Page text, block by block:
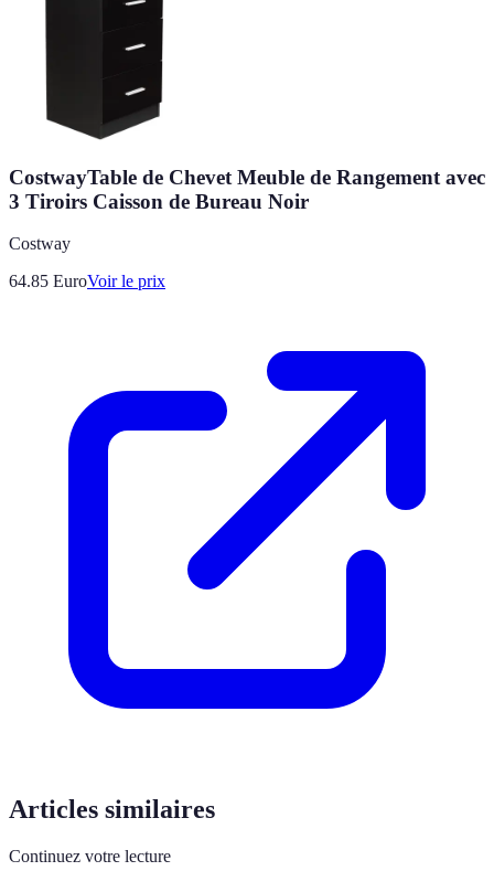
CostwayTable de Chevet Meuble de Rangement avec
3 Tiroirs Caisson de Bureau Noir
Costway
64.85 EuroVoir le prix
Articles similaires
Continuez votre lecture